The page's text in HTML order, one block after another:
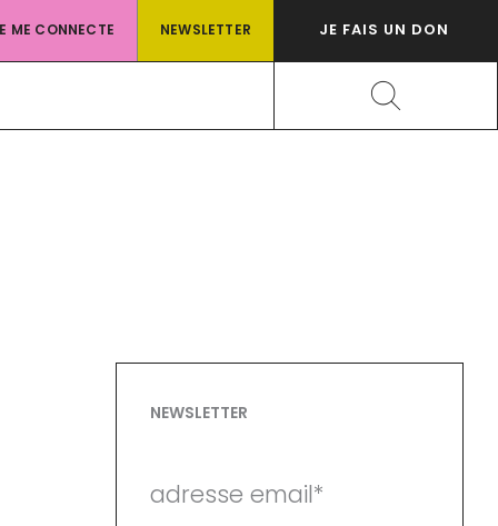
ME CONNECTE NEWSLETTER JE FAIS UN DON
Rechercher
NEWSLETTER
adresse email*